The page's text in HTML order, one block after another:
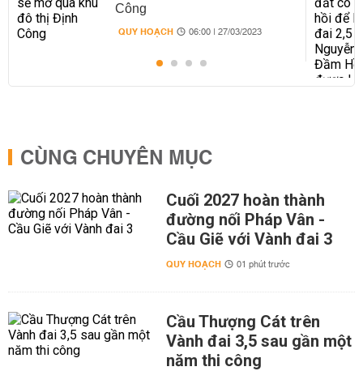
Công
QUY HOẠCH 06:00 | 27/03/2023
CÙNG CHUYÊN MỤC
Cuối 2027 hoàn thành
đường nối Pháp Vân -
Cầu Giẽ với Vành đai 3
QUY HOẠCH 01 phút trước
Cầu Thượng Cát trên
Vành đai 3,5 sau gần một
năm thi công